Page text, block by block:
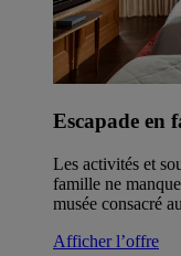
Escapade en
Les activités et
famille ne
musée consacré
Afficher l’offre